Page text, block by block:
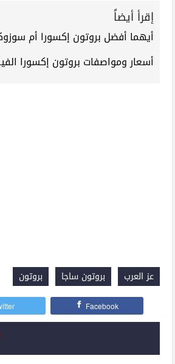
إقرأ أيضاً
أيهما أفضل بروتون إكسورا أم
أسعار ومواصفات بروتون إكسورا
عز العرب بروتون ساجا بروتون
Facebook